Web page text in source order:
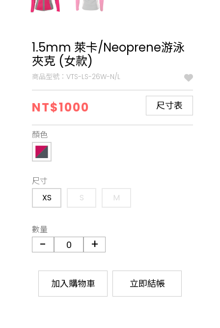
1.5mm 萊卡/Neoprene游泳
夾克 (女款)
商品型號：VTS-LS-26W-N/L
NT$1000 尺寸表
顏色
尺寸
XS
S M
數量
加入購物車 立即結帳